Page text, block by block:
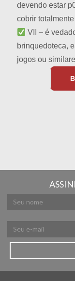
devendo estar
cobrir
VII – é
brinquedoteca,
jogos ou